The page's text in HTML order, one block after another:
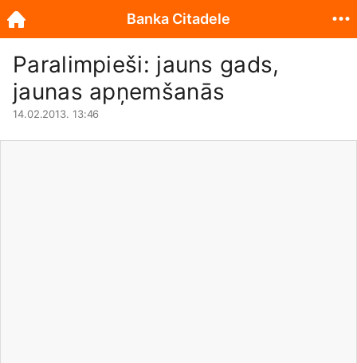
Paralimpieši: jauns gads,
jaunas apņemšanās
14.02.2013. 13:46
Banka Citadele